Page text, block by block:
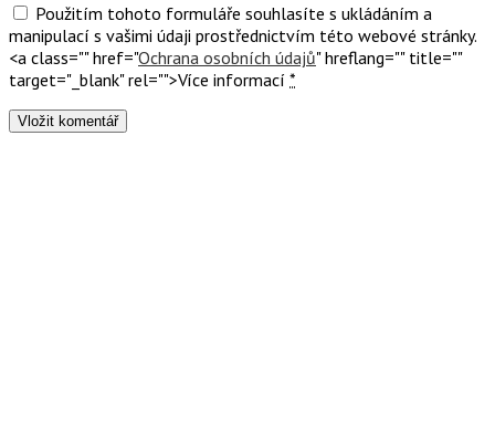
Použitím tohoto formuláře souhlasíte s ukládáním a
manipulací s vašimi údaji prostřednictvím této webové stránky.
<a class="" href="Ochrana osobních údajů" hreflang="" title=""
target="_blank" rel="">Více informací *